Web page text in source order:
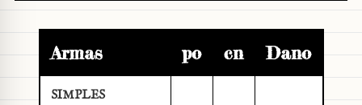
Armas po cn Dano
SIMPLES